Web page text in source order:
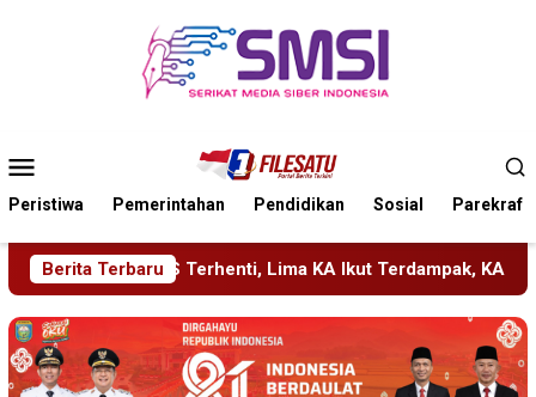
Mobile
Peristiwa Pemerintahan Pendidikan Sosial Parekraf
Berita Terbaru
Lima KA Ikut Terdampak, KAI Daop 7 Gerak Cepat Pulihkan